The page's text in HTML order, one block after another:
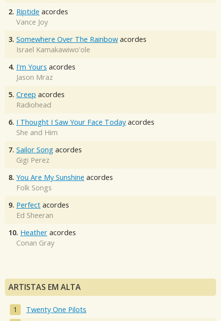
2. Riptide acordes
Vance Joy
3. Somewhere Over The Rainbow acordes
Israel Kamakawiwo'ole
4. I'm Yours acordes
Jason Mraz
5. Creep acordes
Radiohead
6. I Thought I Saw Your Face Today acordes
She and Him
7. Sailor Song acordes
Gigi Perez
8. You Are My Sunshine acordes
Folk Songs
9. Perfect acordes
Ed Sheeran
10. Heather acordes
Conan Gray
ARTISTAS EM ALTA
Twenty One Pilots